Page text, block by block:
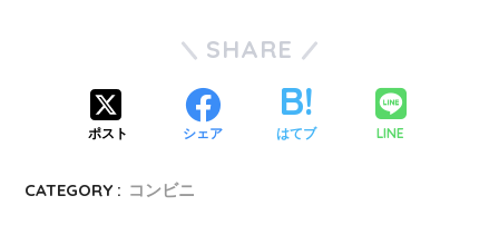
SHARE
ポスト シェア はてブ LINE
CATEGORY : コンビニ